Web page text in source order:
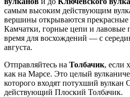
самым высоким действующим
вершины открываются
Камчатки, горные цепи и лавовые
время для восхождений — с
августа.
Отправляйтесь на Толбачик, если
как на Марсе. Это целый
которого входят потухший вулкан
действующий Плоский Толбачик.